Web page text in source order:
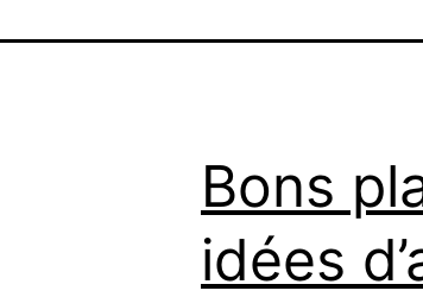
Bons
idées